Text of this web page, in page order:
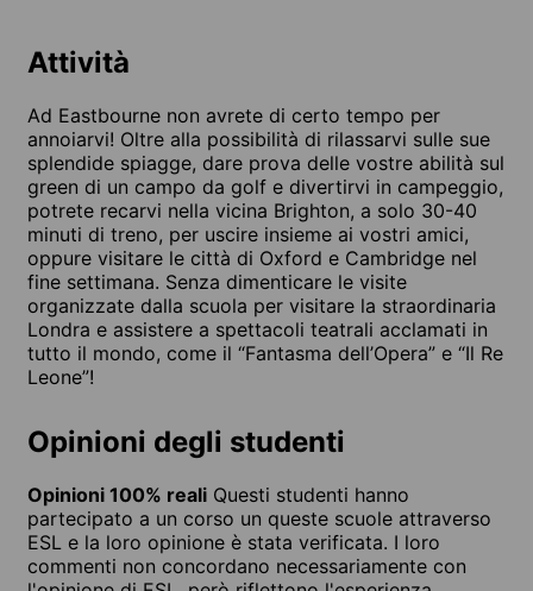
Attività
Ad Eastbourne non avrete di certo tempo per
annoiarvi! Oltre alla possibilità di rilassarvi sulle sue
splendide spiagge, dare prova delle vostre abilità sul
green di un campo da golf e divertirvi in campeggio,
potrete recarvi nella vicina Brighton, a solo 30-40
minuti di treno, per uscire insieme ai vostri amici,
oppure visitare le città di Oxford e Cambridge nel
fine settimana. Senza dimenticare le visite
organizzate dalla scuola per visitare la straordinaria
Londra e assistere a spettacoli teatrali acclamati in
tutto il mondo, come il “Fantasma dell’Opera” e “Il Re
Leone”!
Opinioni degli studenti
Opinioni 100% reali Questi studenti hanno
partecipato a un corso un queste scuole attraverso
ESL e la loro opinione è stata verificata. I loro
commenti non concordano necessariamente con